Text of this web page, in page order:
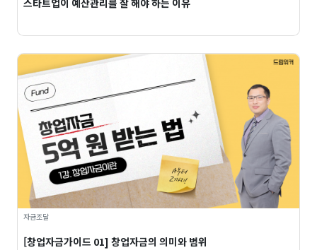
자금조달
[창업자금가이드 01] 창업자금의 의미와 범위